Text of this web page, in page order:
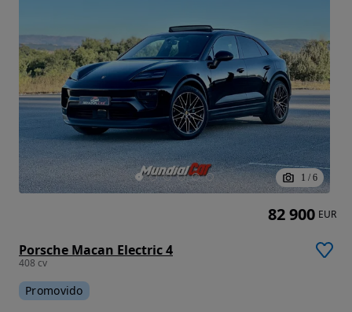
1 / 6
Porsche Macan Electric 4
408 cv
Promovido
82 900 EUR